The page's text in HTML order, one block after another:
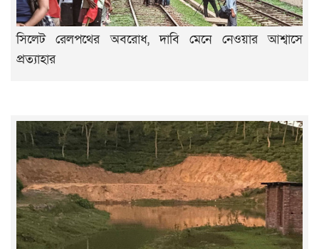
সিলেট রেলপথের অবরোধ, দাবি মেনে নেওয়ার আশ্বাসে
প্রত্যাহার